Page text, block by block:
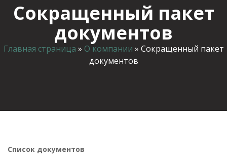
Сокращенный пакет
документов
Главная страница » О компании » Сокращенный пакет
документов
Список документов